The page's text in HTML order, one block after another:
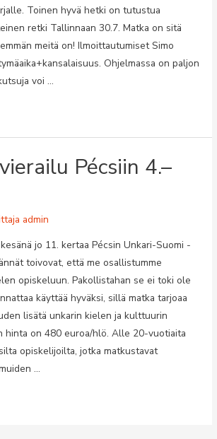
Toinen hyvä hetki on tutustua
retki Tallinnaan 30.7. Matka on sitä
meitä on! Ilmoittautumiset Simo
Ohjelmassa on paljon
voi …
Pécsiin 4.–
admin
jo 11. kertaa Pécsin Unkari-Suomi -
toivovat, että me osallistumme
opiskeluun. Pakollistahan se ei toki ole
käyttää hyväksi, sillä matka tarjoaa
lisätä unkarin kielen ja kulttuurin
hinta on 480 euroa/hlö. Alle 20-vuotiaita
opiskelijoilta, jotka matkustavat
…